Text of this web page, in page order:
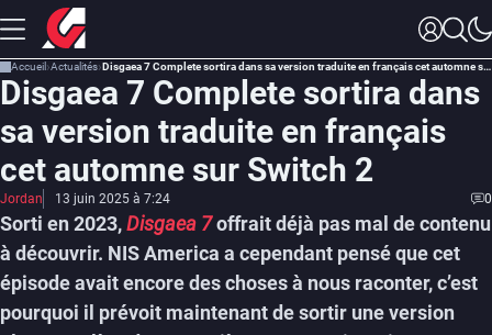
Accueil Actualités Disgaea 7 Complete sortira dans sa version traduite en français cet automne sur Switch 2
Disgaea 7 Complete sortira dans
sa version traduite en français
cet automne sur Switch 2
Jordan 13 juin 2025 à 7:24 0
Sorti en 2023,Disgaea 7offrait déjà pas mal de contenu
à découvrir. NIS America a cependant pensé que cet
épisode avait encore des choses à nous raconter, c’est
pourquoi il prévoit maintenant de sortir une version